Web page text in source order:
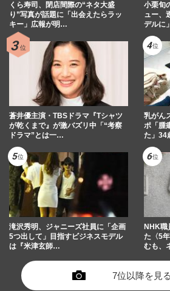
くら寿司、閉店間際の“ネタ大盛
り”写真が話題に「出会えたらラッ
キー」広報が明…
小栗旬
ュー、
デルに
蒼井優主演・TBSドラマ『Tシャツ
が乾くまで』が激バズリ中「“考察
ドラマ”とは一…
乳がん
ポ「腫
た」34
滝沢秀明、ジャニーズ社員に「企画
5つ出して」目指すビジネスモデル
は『米津玄師…
NHK職
た〈5
むも、
7位以降を見る